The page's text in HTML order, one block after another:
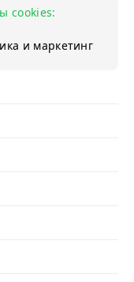
cookies:
и маркетинг